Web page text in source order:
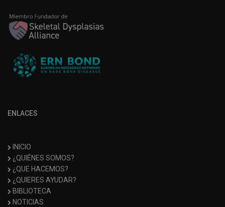
ENLACES
INICIO
¿QUIÉNES SOMOS?
¿QUE HACEMOS?
¿QUIERES AYUDAR?
BIBLIOTECA
NOTICIAS